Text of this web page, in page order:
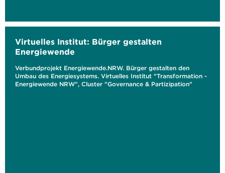
Virtuelles Institut: Bürger gestalten
Energiewende
Verbundprojekt Energiewende.NRW. Bürger gestalten den
Umbau des Energiesystems. Virtuelles Institut "Transformation -
Energiewende NRW", Cluster "Governance & Partizipation"